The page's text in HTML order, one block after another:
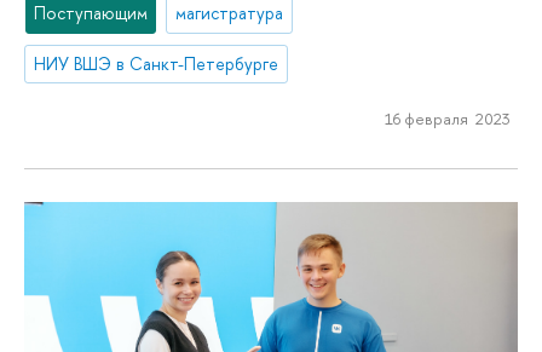
Поступающим магистратура
НИУ ВШЭ в Санкт-Петербурге
16 февраля 2023